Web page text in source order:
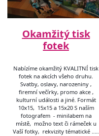
Okamžitý tisk
fotek
Nabízíme okamžitý KVALITNÍ tisk
fotek na akcích všeho druhu.
Svatby, oslavy, narozeniny ,
firemní večírky, promo akce ,
kulturní události a jiné. Formát
10x15, 15x15 a 15x20 S naším
fotografem - minilabem na
místě, možno text či rámeček u
Vaší fotky, rekvizity tématické ..…